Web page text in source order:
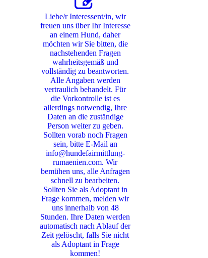
Liebe/r Interessent/in, wir
freuen uns über Ihr Interesse
an einem Hund, daher
möchten wir Sie bitten, die
nachstehenden Fragen
wahrheitsgemäß und
vollständig zu beantworten.
Alle Angaben werden
vertraulich behandelt. Für
die Vorkontrolle ist es
allerdings notwendig, Ihre
Daten an die zuständige
Person weiter zu geben.
Sollten vorab noch Fragen
sein, bitte E-Mail an
info@hundefairmittlung-
rumaenien.com. Wir
bemühen uns, alle Anfragen
schnell zu bearbeiten.
Sollten Sie als Adoptant in
Frage kommen, melden wir
uns innerhalb von 48
Stunden. Ihre Daten werden
automatisch nach Ablauf der
Zeit gelöscht, falls Sie nicht
als Adoptant in Frage
kommen!